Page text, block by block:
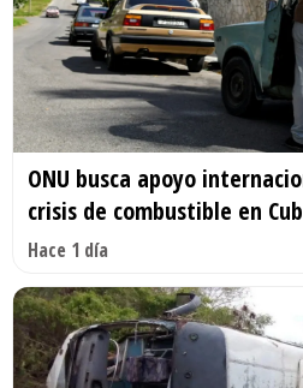
ONU busca apoyo
crisis de combustible en
Hace 1 día